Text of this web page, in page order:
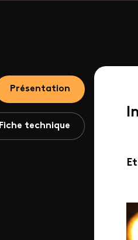
Présentation
Fiche technique